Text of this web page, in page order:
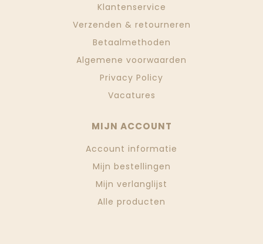
Klantenservice
Verzenden & retourneren
Betaalmethoden
Algemene voorwaarden
Privacy Policy
Vacatures
MIJN ACCOUNT
Account informatie
Mijn bestellingen
Mijn verlanglijst
Alle producten